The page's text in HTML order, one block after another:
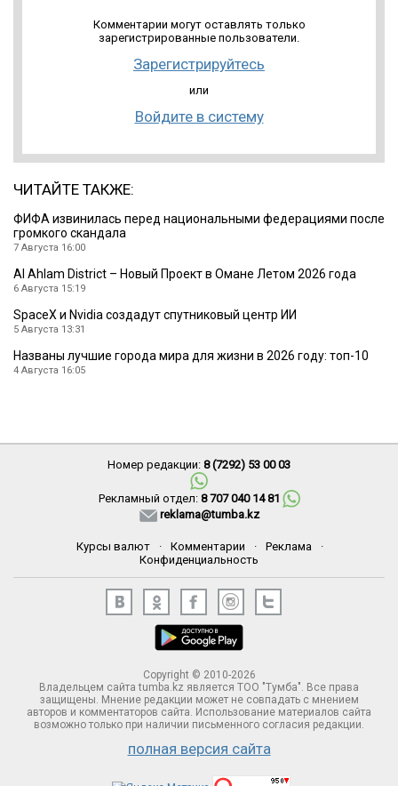
Комментарии могут оставлять только
зарегистрированные пользователи.
Зарегистрируйтесь
или
Войдите в систему
ЧИТАЙТЕ ТАКЖЕ:
ФИФА извинилась перед национальными федерациями после
громкого скандала
7 Августа 16:00
Al Ahlam District – Новый Проект в Омане Летом 2026 года
6 Августа 15:19
SpaceX и Nvidia создадут спутниковый центр ИИ
5 Августа 13:31
Названы лучшие города мира для жизни в 2026 году: топ-10
4 Августа 16:05
Номер редакции: 8 (7292) 53 00 03
Рекламный отдел: 8 707 040 14 81
reklama@tumba.kz
Курсы валют · Комментарии · Реклама
·
Конфиденциальность
Copyright © 2010-2026
Владельцем сайта tumba.kz является ТОО "Тумба". Все права
защищены. Мнение редакции может не совпадать с мнением
авторов и комментаторов сайта. Использование материалов сайта
возможно только при наличии письменного согласия редакции.
полная версия сайта